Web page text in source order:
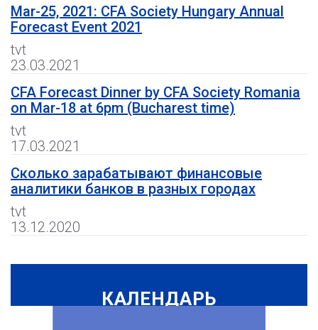
Mar-25, 2021: CFA Society Hungary Annual
Forecast Event 2021
tvt
23.03.2021
CFA Forecast Dinner by CFA Society Romania
on Mar-18 at 6pm (Bucharest time)
tvt
17.03.2021
Сколько зарабатывают финансовые
аналитики банков в разных городах
tvt
13.12.2020
КАЛЕНДАРЬ